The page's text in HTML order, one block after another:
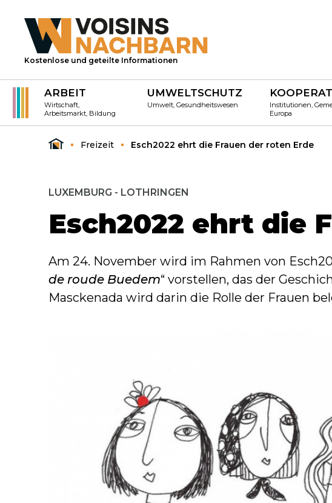
Kostenlose und geteilte Informationen
ARBEIT
Wirtschaft,
Arbeitsmarkt, Bildung
UMWELTSCHUTZ
Umwelt, Gesundheitswesen
Institutionen,
Europa
Freizeit Esch2022 ehrt die Frauen der roten Erde
LUXEMBURG - LOTHRINGEN
Esch2022 ehrt die
Am 24. November wird im Rahmen von
de roude Buedem“ vorstellen, das der
Masckenada wird darin die Rolle der Frauen